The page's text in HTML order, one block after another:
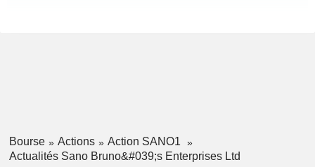
Bourse Actions
Action SANO1
Actualités Sano Bruno&#039;s Enterprises Ltd